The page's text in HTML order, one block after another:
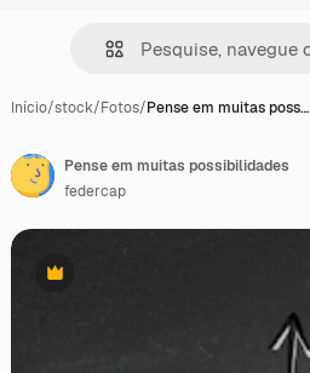
Início/stock/Fotos/Pense em muitas poss…
Premium
Pense em muitas possibilidades
federcap